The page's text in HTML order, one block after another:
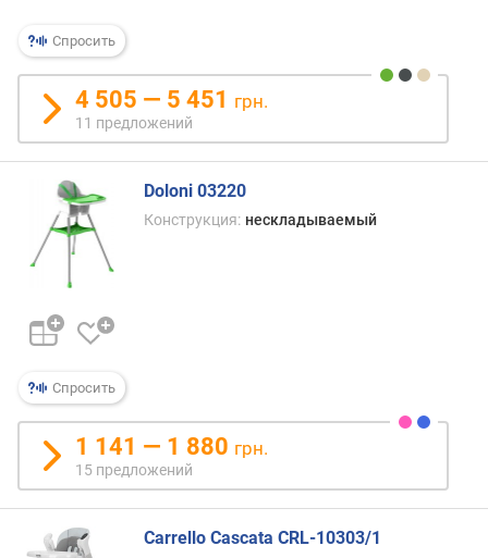
н
к
и
(
п
о
о
ж
)
ы
с
о
т
а
п
о
Спросить
4 505 — 5 451 грн.
11 предложений
Спросить
Doloni 03220
Конструкция: нескладываемый
1 141 — 1 880 грн.
15 предложений
Carrello Cascata CRL-10303/1